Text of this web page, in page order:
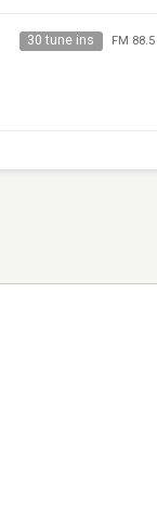
30 tune ins FM 88.5